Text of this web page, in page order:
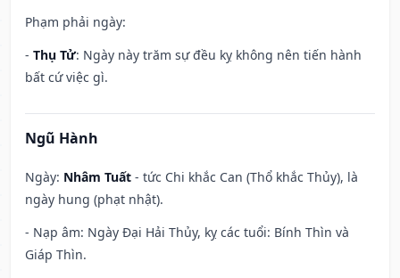
Phạm phải ngày:
- Thụ Tử: Ngày này trăm sự đều kỵ không nên tiến hành
bất cứ việc gì.
Ngũ Hành
Ngày: Nhâm Tuất - tức Chi khắc Can (Thổ khắc Thủy), là
ngày hung (phạt nhật).
- Nạp âm: Ngày Đại Hải Thủy, kỵ các tuổi: Bính Thìn và
Giáp Thìn.